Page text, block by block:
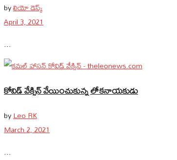
byలియో డెస్క్
April 3, 2021
...
కోవిడ్ వేక్సిన్ వేయించుకున్న లోకనాయకుడు
byLeo RK
March 2, 2021
...